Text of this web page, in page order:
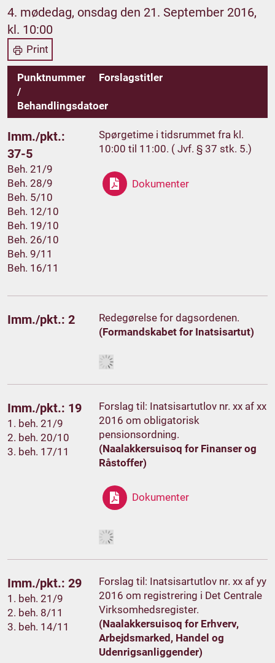
4. mødedag, onsdag den 21. September 2016,
kl. 10:00
Print
Punktnummer
/
Behandlingsdatoer
Forslagstitler
Imm./pkt.:
37-5
Beh. 21/9
Beh. 28/9
Beh. 5/10
Beh. 12/10
Beh. 19/10
Beh. 26/10
Beh. 9/11
Beh. 16/11
Spørgetime i tidsrummet fra kl.
10:00 til 11:00. ( Jvf. § 37 stk. 5.)
Dokumenter
Imm./pkt.: 2
Redegørelse for dagsordenen.
(Formandskabet for Inatsisartut)
Imm./pkt.: 19
1. beh. 21/9
2. beh. 20/10
3. beh. 17/11
Forslag til: Inatsisartutlov nr. xx af xx
2016 om obligatorisk
pensionsordning.
(Naalakkersuisoq for Finanser og
Råstoffer)
Dokumenter
Imm./pkt.: 29
1. beh. 21/9
2. beh. 8/11
3. beh. 14/11
Forslag til: Inatsisartutlov nr. xx af yy
2016 om registrering i Det Centrale
Virksomhedsregister.
(Naalakkersuisoq for Erhverv,
Arbejdsmarked, Handel og
Udenrigsanliggender)